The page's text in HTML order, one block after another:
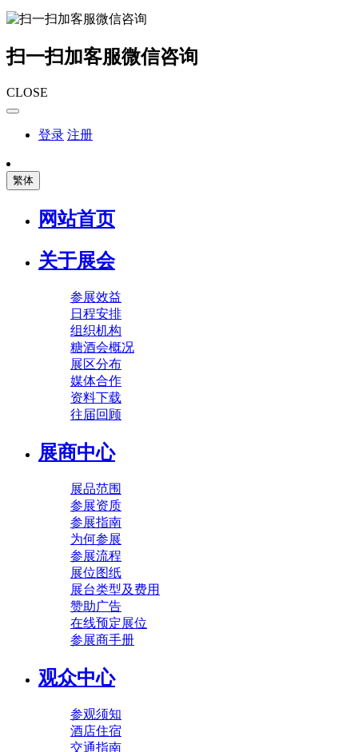
扫一扫加客服微信咨询
CLOSE
登录 注册
繁体
网站首页
关于展会
参展效益
日程安排
组织机构
糖酒会概况
展区分布
媒体合作
资料下载
往届回顾
展商中心
展品范围
参展资质
参展指南
为何参展
参展流程
展位图纸
展台类型及费用
赞助广告
在线预定展位
参展商手册
观众中心
参观须知
酒店住宿
交通指南